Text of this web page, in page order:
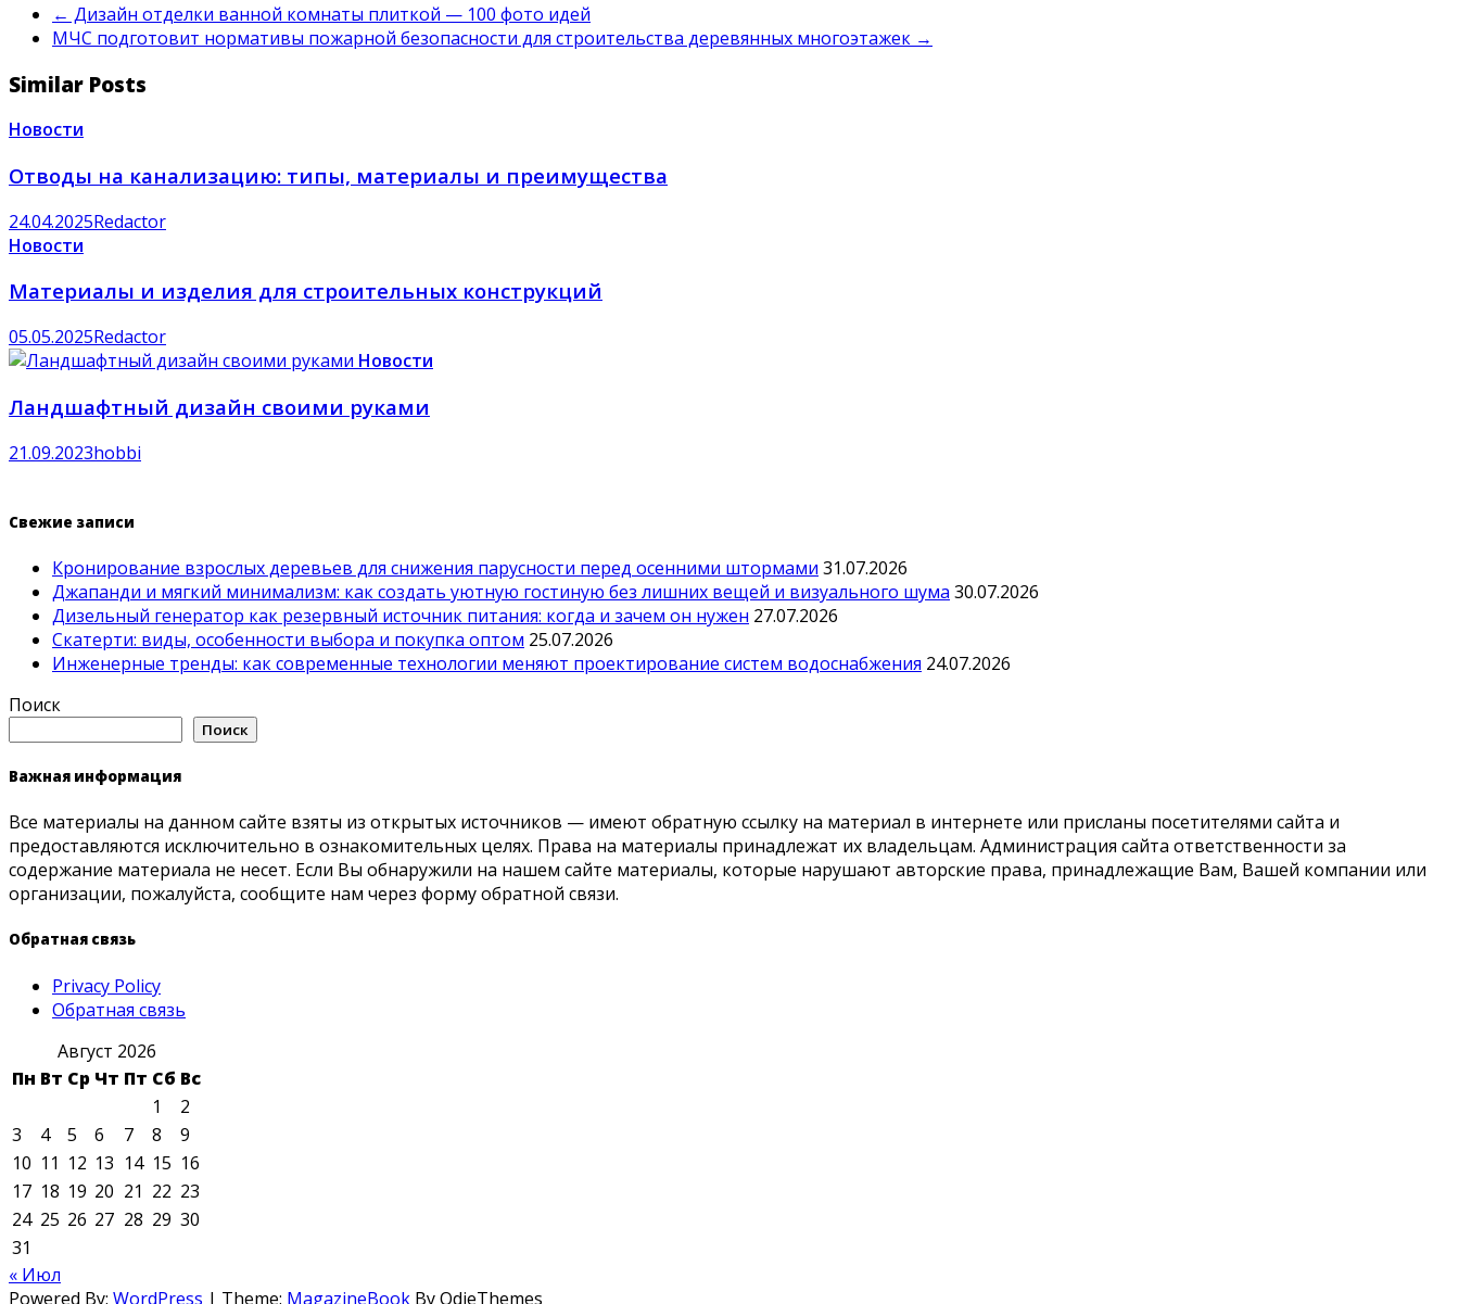
← Дизайн отделки ванной комнаты плиткой — 100 фото идей
МЧС подготовит нормативы пожарной безопасности для строительства деревянных многоэтажек →
Similar Posts
Новости
Отводы на канализацию: типы, материалы и преимущества
24.04.2025Redactor
Новости
Материалы и изделия для строительных конструкций
05.05.2025Redactor
Новости
Ландшафтный дизайн своими руками
21.09.2023hobbi
Свежие записи
Кронирование взрослых деревьев для снижения парусности перед осенними штормами 31.07.2026
Джапанди и мягкий минимализм: как создать уютную гостиную без лишних вещей и визуального шума 30.07.2026
Дизельный генератор как резервный источник питания: когда и зачем он нужен 27.07.2026
Скатерти: виды, особенности выбора и покупка оптом 25.07.2026
Инженерные тренды: как современные технологии меняют проектирование систем водоснабжения 24.07.2026
Поиск
Поиск
Важная информация
Все материалы на данном сайте взяты из открытых источников — имеют обратную ссылку на материал в интернете или присланы посетителями сайта и
предоставляются исключительно в ознакомительных целях. Права на материалы принадлежат их владельцам. Администрация сайта ответственности за
содержание материала не несет. Если Вы обнаружили на нашем сайте материалы, которые нарушают авторские права, принадлежащие Вам, Вашей компании или
организации, пожалуйста, сообщите нам через форму обратной связи.
Обратная связь
Privacy Policy
Обратная связь
Август 2026
Пн Вт Ср Чт Пт Сб Вс
1
2
3
4 5 6 7 8
9
10 11 12 13 14 15 16
17 18 19 20 21 22 23
24 25 26 27 28 29 30
31
« Июл
Powered By: WordPress | Theme: MagazineBook By OdieThemes